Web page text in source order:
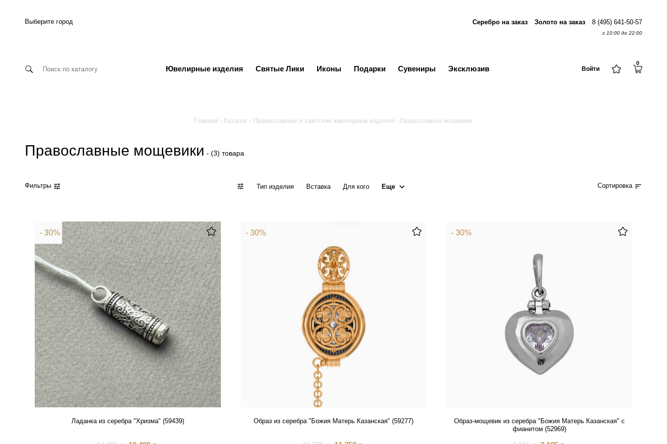
Выберите город Серебро на заказ Золото на заказ 8 (495) 641-50-57
с 10:00 до 22:00
Ювелирные изделия Святые Лики Иконы Подарки Сувениры Эксклюзив Войти
0
Главная Каталог Православные и светские ювелирные изделия Православные мощевики
Православные мощевики - (3) товара
Фильтры Тип изделия Вставка Для кого Еще Сортировка
- 30%
Ладанка из серебра "Хризма" (59439)
- 30%
Образ из серебра "Божия Матерь Казанская" (59277)
- 30%
Образ-мощевик из серебра "Божия Матерь Казанская" с
фианитом (52969)